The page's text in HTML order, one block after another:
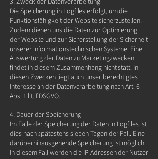
Die Speicherung in Logfiles erfolgt, um die
Funktionsfähigkeit der Website sicherzustellen.
Zudem dienen uns die Daten zur Optimierung
der Website und zur Sicherstellung der Sicherheit
unserer informationstechnischen Systeme. Eine
Auswertung der Daten zu Marketingzwecken
findet in diesem Zusammenhang nicht statt. In
diesen Zwecken liegt auch unser berechtigtes
Interesse an der Datenverarbeitung nach Art. 6
Abs. 1 lit. f DSGVO.
4. Dauer der Speicherung
Im Falle der Speicherung der Daten in Logfiles ist
dies nach spätestens sieben Tagen der Fall. Eine
darüberhinausgehende Speicherung ist möglich.
In diesem Fall werden die IP-Adressen der Nutzer